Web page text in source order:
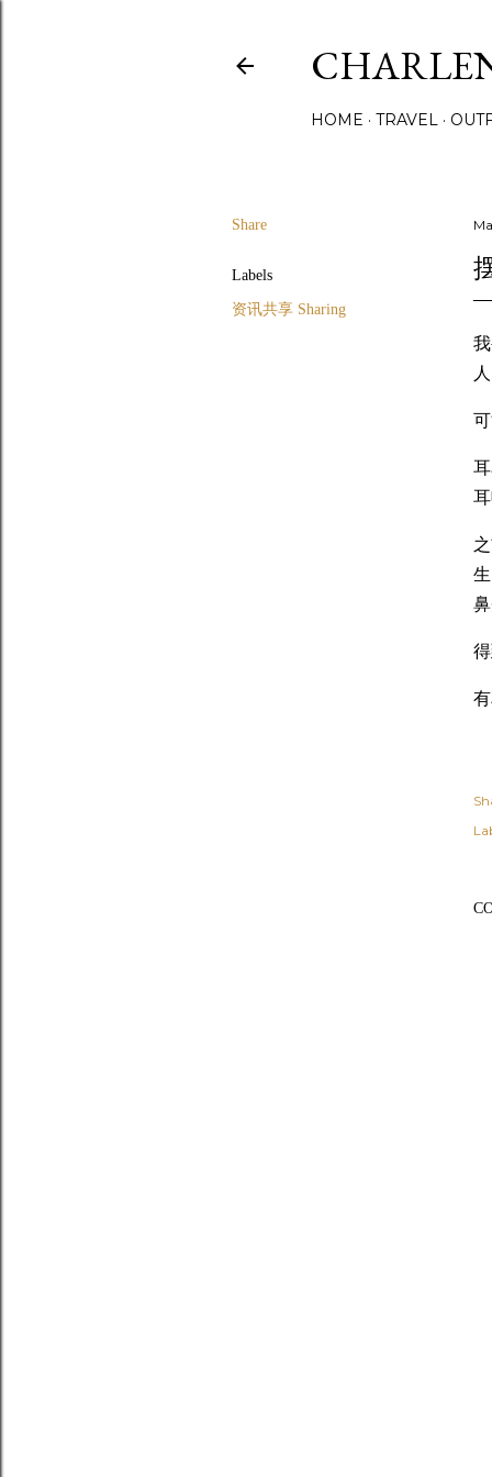
HOME TRAVEL
Share
Labels
资讯共享 Sharing